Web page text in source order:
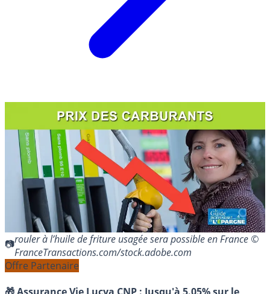
rouler à l’huile de friture usagée sera possible en France ©
FranceTransactions.com/stock.adobe.com
Offre Partenaire